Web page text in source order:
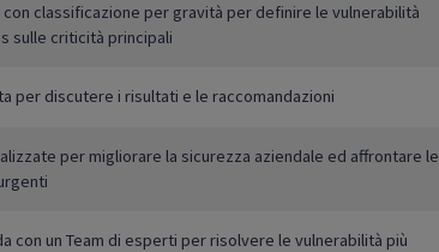
classificazione per gravità per definire le vulnerabilità
sulle criticità principali
per discutere i risultati e le raccomandazioni
per migliorare la sicurezza aziendale ed affrontare le
con un Team di esperti per risolvere le vulnerabilità più